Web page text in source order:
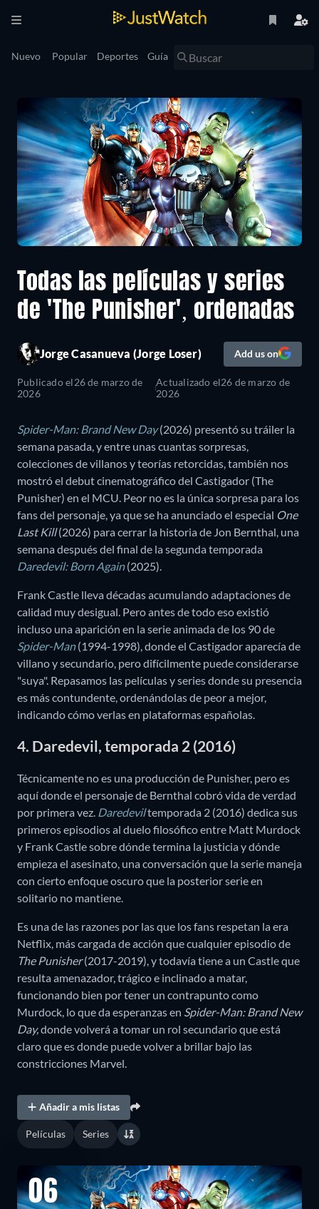
Nuevo Popular Deportes Guía
Todas las películas y series
de 'The Punisher', ordenadas
Jorge Casanueva (Jorge Loser) Add us on
Publicado el26 de marzo de
2026
Actualizado el26 de marzo de
2026
Spider-Man: Brand New Day(2026) presentó su tráiler la
semana pasada, y entre unas cuantas sorpresas,
colecciones de villanos y teorías retorcidas, también nos
mostró el debut cinematográfico del Castigador (The
Punisher) en el MCU. Peor no es la única sorpresa para los
fans del personaje, ya que se ha anunciado el especial One
Last Kill(2026) para cerrar la historia de Jon Bernthal, una
semana después del final de la segunda temporada
Daredevil: Born Again(2025).
Frank Castle lleva décadas acumulando adaptaciones de
calidad muy desigual. Pero antes de todo eso existió
incluso una aparición en la serie animada de los 90 de
Spider-Man(1994-1998), donde el Castigador aparecía de
villano y secundario, pero difícilmente puede considerarse
"suya". Repasamos las películas y series donde su presencia
es más contundente, ordenándolas de peor a mejor,
indicando cómo verlas en plataformas españolas.
4. Daredevil, temporada 2 (2016)
Técnicamente no es una producción de Punisher, pero es
aquí donde el personaje de Bernthal cobró vida de verdad
por primera vez. Daredeviltemporada 2 (2016) dedica sus
primeros episodios al duelo filosófico entre Matt Murdock
y Frank Castle sobre dónde termina la justicia y dónde
empieza el asesinato, una conversación que la serie maneja
con cierto enfoque oscuro que la posterior serie en
solitario no mantiene.
Es una de las razones por las que los fans respetan la era
Netflix, más cargada de acción que cualquier episodio de
The Punisher(2017-2019), y todavía tiene a un Castle que
resulta amenazador, trágico e inclinado a matar,
funcionando bien por tener un contrapunto como
Murdock, lo que da esperanzas en Spider-Man: Brand New
Day,donde volverá a tomar un rol secundario que está
claro que es donde puede volver a brillar bajo las
constricciones Marvel.
Añadir a mis listas
Películas Series
06